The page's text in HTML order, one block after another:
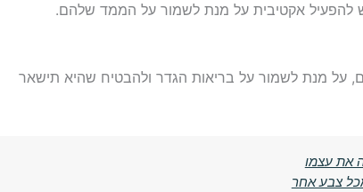
להפעיל אקטיבית על מנת לשמור על הממד שלהם.
על מנת לשמור על בריאות הגדר ולהבטיח שהיא תישאר
את עצמו
צבע אחר